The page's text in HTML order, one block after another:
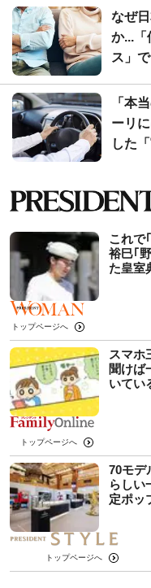
なぜ
か...「
ス」
「本
ーリ
した
これで
裕巳｢
た皇室
トップページへ
スマホ
聞けば
いてい
トップページへ
70モデ
らしい
定ポッ
トップページへ